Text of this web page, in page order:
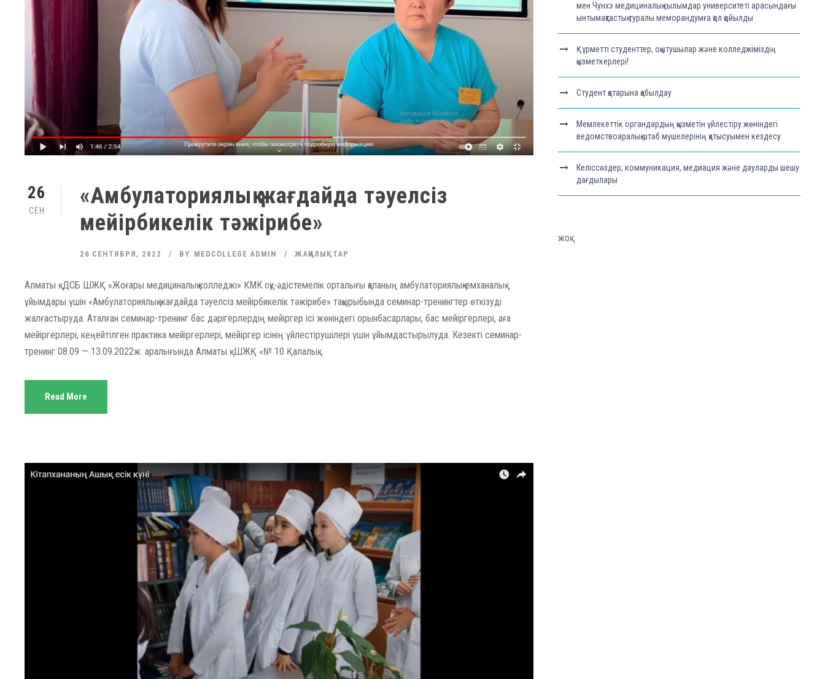
26
СЕН
«Амбулаториялық жағдайда тәуелсіз
мейірбикелік тәжірибе»
26 СЕНТЯБРЯ, 2022 BY MEDCOLLEGE ADMIN ЖАҢАЛЫҚТАР
Алматы қ. ДСБ ШЖҚ «Жоғары медициналық колледжі» КМК оқу-әдістемелік орталығы қаланың амбулаториялық-емханалық
ұйымдары үшін «Амбулаториялық жағдайда тәуелсіз мейірбикелік тәжірибе» тақырыбында семинар-тренингтер өткізуді
жалғастыруда. Аталған семинар-тренинг бас дәрігерлердің мейіргер ісі жөніндегі орынбасарлары, бас мейіргерлері, аға
мейіргерлері, кеңейтілген практика мейіргерлері, мейіргер ісінің үйлестірушілері үшін ұйымдастырылуда. Кезекті семинар-
тренинг 08.09 — 13.09.2022ж. аралығында Алматы қ. ШЖҚ «№ 10 Қалалық...
Read More
мен Чунхэ медициналық ғылымдар университеті арасындағы
ынтымақтастық туралы меморандумға қол қойылды
Құрметті студенттер, оқытушылар және колледжіміздің
қызметкерлері!
Студент қатарына қабылдау
Мемлекеттік органдардың қызметін үйлестіру жөніндегі
ведомствоаралық штаб мүшелерінің қатысуымен кездесу
Келіссөздер, коммуникация, медиация және дауларды шешу
дағдылары
жоқ